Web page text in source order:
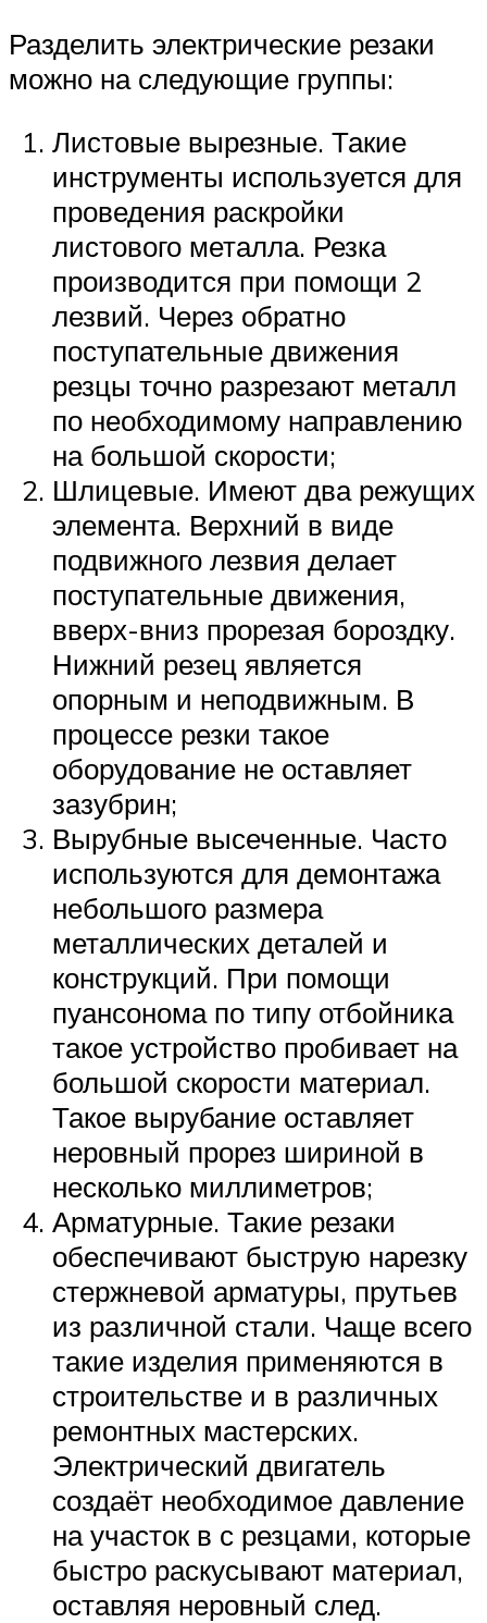
Разделить электрические резаки
можно на следующие группы:
Листовые вырезные. Такие
инструменты используется для
проведения раскройки
листового металла. Резка
производится при помощи 2
лезвий. Через обратно
поступательные движения
резцы точно разрезают металл
по необходимому направлению
на большой скорости;
Шлицевые. Имеют два режущих
элемента. Верхний в виде
подвижного лезвия делает
поступательные движения,
вверх-вниз прорезая бороздку.
Нижний резец является
опорным и неподвижным. В
процессе резки такое
оборудование не оставляет
зазубрин;
Вырубные высеченные. Часто
используются для демонтажа
небольшого размера
металлических деталей и
конструкций. При помощи
пуансонома по типу отбойника
такое устройство пробивает на
большой скорости материал.
Такое вырубание оставляет
неровный прорез шириной в
несколько миллиметров;
Арматурные. Такие резаки
обеспечивают быструю нарезку
стержневой арматуры, прутьев
из различной стали. Чаще всего
такие изделия применяются в
строительстве и в различных
ремонтных мастерских.
Электрический двигатель
создаёт необходимое давление
на участок в с резцами, которые
быстро раскусывают материал,
оставляя неровный след.